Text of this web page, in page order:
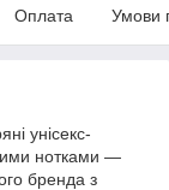
Оплата Умови
унісекс-
нотками —
бренда з